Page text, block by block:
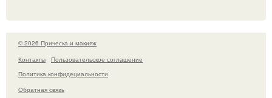
© 2026 Прическа и макияж
Контакты
Пользовательское соглашение
Политика конфидециальности
Обратная связь